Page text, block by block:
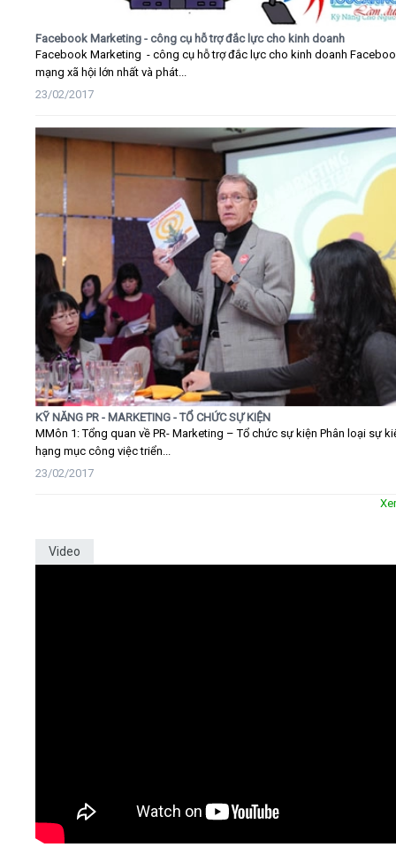
Facebook Marketing - công cụ hỗ trợ đắc lực cho kinh doanh
Facebook Marketing - công cụ hỗ trợ đắc lực cho kinh doanh
mạng xã hội lớn nhất và phát...
23/02/2017
KỸ NĂNG PR - MARKETING - TỔ CHỨC SỰ KIỆN
MMôn 1: Tổng quan về PR- Marketing – Tổ chức sự kiện Phân loại sự
hạng mục công việc triển...
23/02/2017
Video